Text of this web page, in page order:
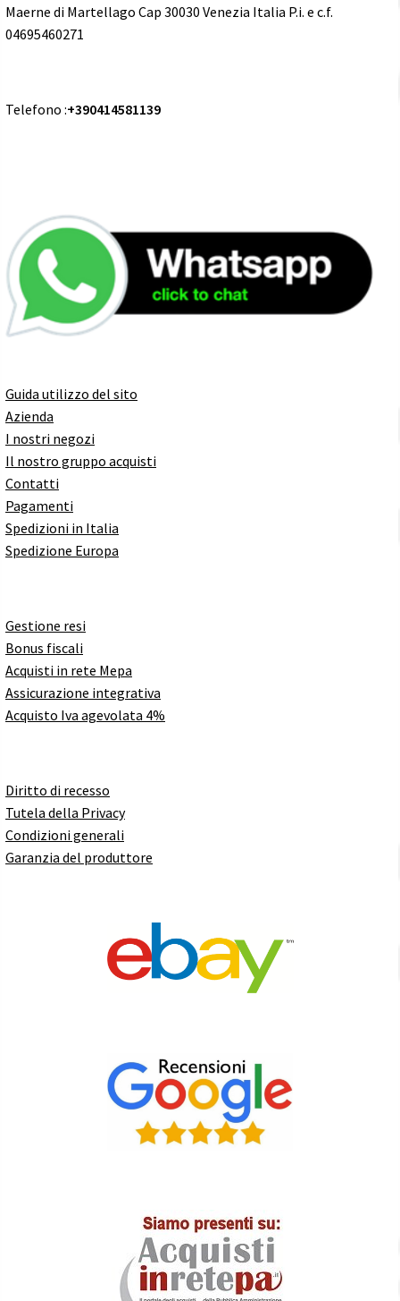
Maerne di Martellago Cap 30030 Venezia Italia P.i. e c.f.
04695460271
Telefono :+390414581139
Guida utilizzo del sito
Azienda
I nostri negozi
Il nostro gruppo acquisti
Contatti
Pagamenti
Spedizioni in Italia
Spedizione Europa
Gestione resi
Bonus fiscali
Acquisti in rete Mepa
Assicurazione integrativa
Acquisto Iva agevolata 4%
Diritto di recesso
Tutela della Privacy
Condizioni generali
Garanzia del produttore